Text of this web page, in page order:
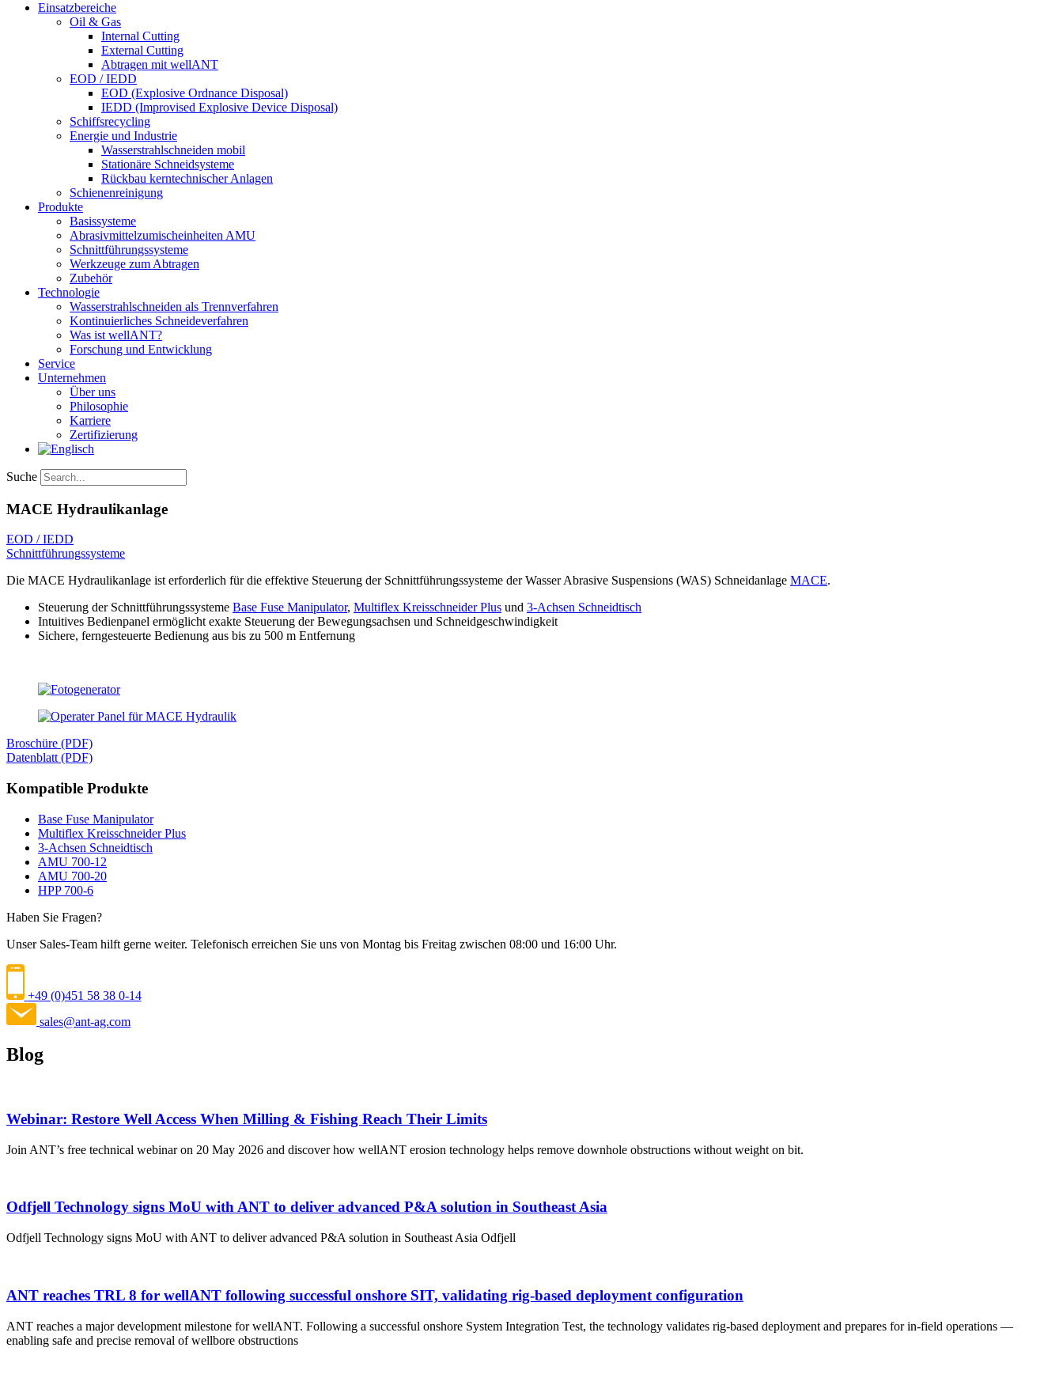
Einsatzbereiche
Oil & Gas
Internal Cutting
External Cutting
Abtragen mit wellANT
EOD / IEDD
EOD (Explosive Ordnance Disposal)
IEDD (Improvised Explosive Device Disposal)
Schiffsrecycling
Energie und Industrie
Wasserstrahlschneiden mobil
Stationäre Schneidsysteme
Rückbau kerntechnischer Anlagen
Schienenreinigung
Produkte
Basissysteme
Abrasivmittelzumischeinheiten AMU
Schnittführungssysteme
Werkzeuge zum Abtragen
Zubehör
Technologie
Wasserstrahlschneiden als Trennverfahren
Kontinuierliches Schneideverfahren
Was ist wellANT?
Forschung und Entwicklung
Service
Unternehmen
Über uns
Philosophie
Karriere
Zertifizierung​
Suche
MACE Hydraulikanlage
EOD / IEDD
Schnittführungssysteme
Die MACE Hydraulikanlage ist erforderlich für die effektive Steuerung der Schnittführungssysteme der Wasser Abrasive Suspensions (WAS) Schneidanlage MACE.
Steuerung der Schnittführungssysteme Base Fuse Manipulator, Multiflex Kreisschneider Plus und 3-Achsen Schneidtisch
Intuitives Bedienpanel ermöglicht exakte Steuerung der Bewegungsachsen und Schneidgeschwindigkeit
Sichere, ferngesteuerte Bedienung aus bis zu 500 m Entfernung
Broschüre (PDF)
Datenblatt (PDF)
Kompatible Produkte
Base Fuse Manipulator
Multiflex Kreisschneider Plus
3-Achsen Schneidtisch
AMU 700-12
AMU 700-20
HPP 700-6
Haben Sie Fragen?
Unser Sales-Team hilft gerne weiter. Telefonisch erreichen Sie uns von Montag bis Freitag zwischen 08:00 und 16:00 Uhr.
+49 (0)451 58 38 0-14
sales@ant-ag.com
Blog
Webinar: Restore Well Access When Milling & Fishing Reach Their Limits
Join ANT’s free technical webinar on 20 May 2026 and discover how wellANT erosion technology helps remove downhole obstructions without weight on bit.
Odfjell Technology signs MoU with ANT to deliver advanced P&A solution in Southeast Asia
Odfjell Technology signs MoU with ANT to deliver advanced P&A solution in Southeast Asia Odfjell
ANT reaches TRL 8 for wellANT following successful onshore SIT, validating rig-based deployment configuration
ANT reaches a major development milestone for wellANT. Following a successful onshore System Integration Test, the technology validates rig-based deployment and prepares for in-field operations —
enabling safe and precise removal of wellbore obstructions